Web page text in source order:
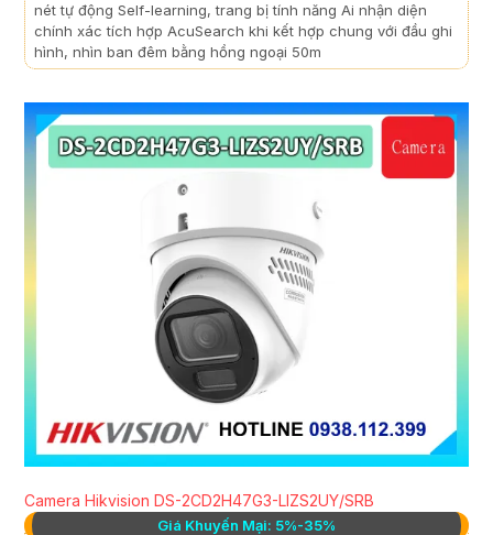
nét tự động Self-learning, trang bị tính năng Ai nhận diện
chính xác tích hợp AcuSearch khi kết hợp chung với đầu ghi
hình, nhìn ban đêm bằng hồng ngoại 50m
Camera Hikvision DS-2CD2H47G3-LIZS2UY/SRB
Giá Khuyến Mại: 5%-35%